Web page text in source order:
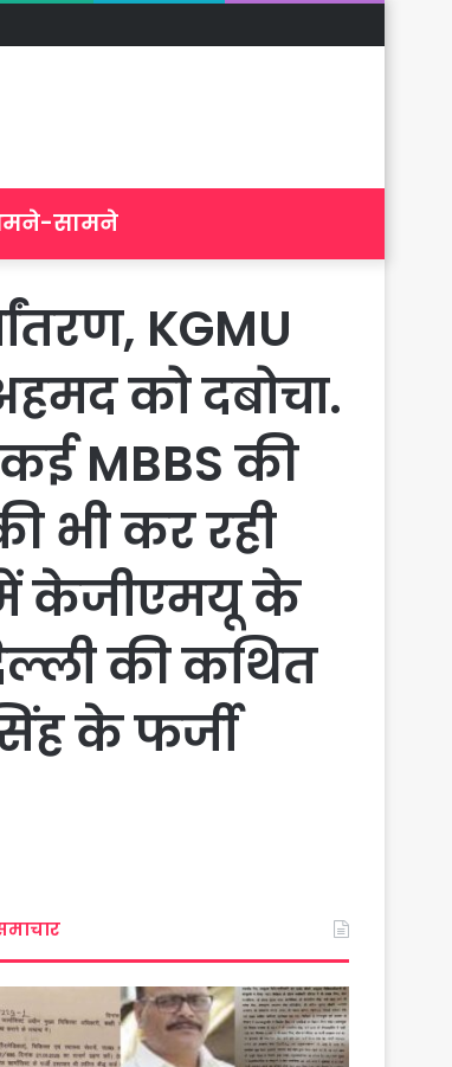
सामने
KGMU
को दबोचा.
MBBS की
भी कर रही
में केजीएमयू के
की कथित
के फर्जी